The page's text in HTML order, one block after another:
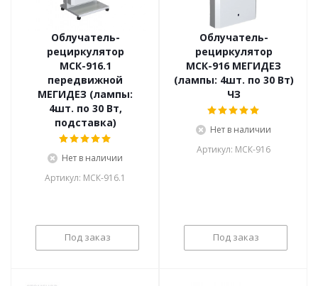
Облучатель-
рециркулятор
МСК-916.1
передвижной
МЕГИДЕЗ (лампы:
4шт. по 30 Вт,
подставка)
Нет в наличии
Артикул: МСК-916.1
Под заказ
Облучатель-
рециркулятор
МСК-916 МЕГИДЕЗ
(лампы: 4шт. по 30 Вт)
ЧЗ
Нет в наличии
Артикул: МСК-916
Под заказ